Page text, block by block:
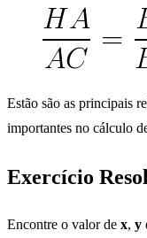
Estão são as principais
importantes no cálculo
Exercício
Encontre o valor de x, y